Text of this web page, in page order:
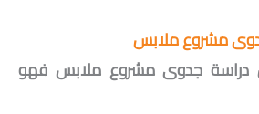
مشروع ملابس
دراسة جدوى مشروع ملابس فهو